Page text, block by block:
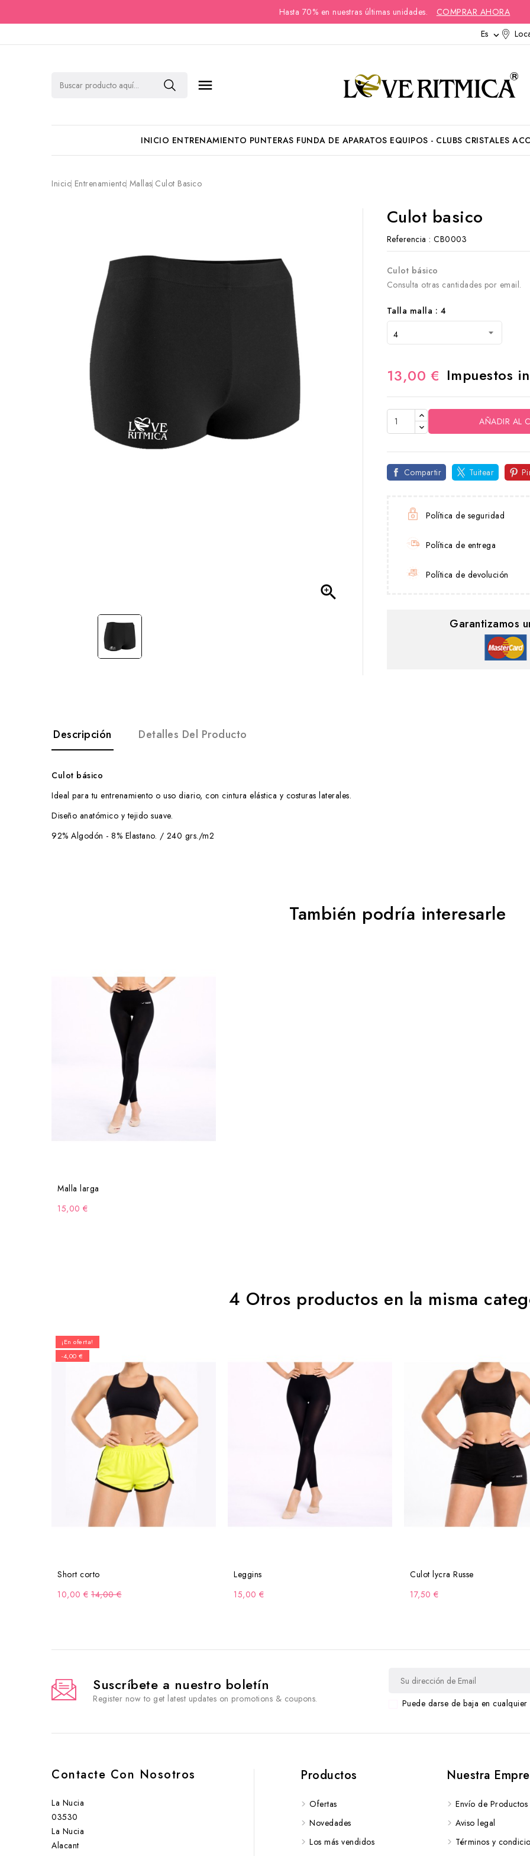
Hasta 70% en nuestras últimas unidades.
COMPRAR AHORA
Es 

INICIO ENTRENAMIENTO PUNTERAS FUNDA DE APARATOS EQUIPOS - CLUBS CRISTALES
Inicio Entrenamiento Mallas Culot Basico

Culot basico
Referencia : CB0003
Culot básico
Consulta otras cantidades por email.
Talla malla : 4
13,00 € Impuestos
AÑADIR AL
Compartir Tuitear
Política de seguridad
Política de entrega
Política de devolución
Garantizamos
Descripción Detalles Del Producto
Culot básico
Ideal para tu entrenamiento o uso diario, con cintura elástica y costuras laterales.
Diseño anatómico y tejido suave.
92% Algodón - 8% Elastano. / 240 grs./m2
También podría interesarle
Malla larga
15,00 €
4 Otros productos en la misma
¡En oferta!
-4,00 €
Short corto
10,00 € Precio
14,00 €
Leggins
15,00 €
Culot lycra Russe
17,50 €
Suscríbete a nuestro boletín
Register now to get latest updates on promotions & coupons. Puede darse de baja en
Contacte Con Nosotros
La Nucia
03530
La Nucia
Alacant
Productos
Ofertas
Novedades
Los más vendidos
Nuestra
Envío de Productos
Aviso legal
Términos y